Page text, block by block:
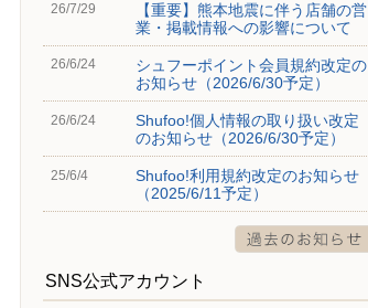
26/7/29
【重要】熊本地震に伴う店舗の営
業・掲載情報への影響について
26/6/24
シュフーポイント会員規約改定の
お知らせ（2026/6/30予定）
26/6/24
Shufoo!個人情報の取り扱い改定
のお知らせ（2026/6/30予定）
25/6/4
Shufoo!利用規約改定のお知らせ
（2025/6/11予定）
SNS公式アカウント